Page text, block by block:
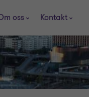
oss Kontakt